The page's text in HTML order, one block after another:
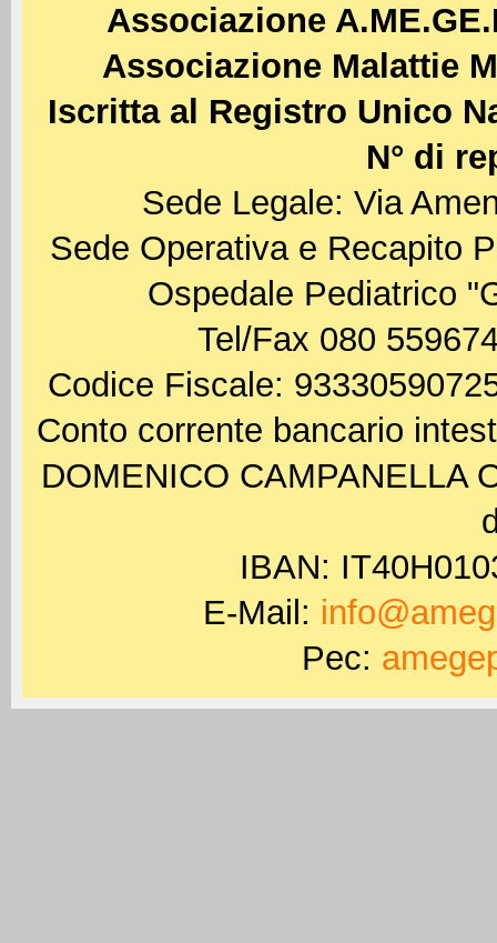
Associazione
Associazione Malattie
Iscritta al Registro Unico
N° di
Sede Legale: Via
Sede Operativa e Recapito
Ospedale Pediatrico
Tel/Fax 080
Codice Fiscale:
Conto corrente bancario
DOMENICO CAMPANELLA
IBAN:
E-Mail:
Pec: